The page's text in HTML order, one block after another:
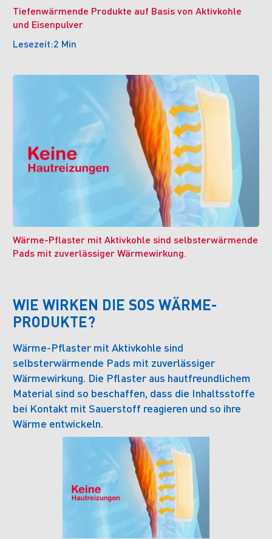
Tiefenwärmende Produkte auf Basis von Aktivkohle
und Eisenpulver
Lesezeit:2 Min
Wärme-Pflaster mit Aktivkohle sind selbsterwärmende
Pads mit zuverlässiger Wärmewirkung.
WIE WIRKEN DIE SOS WÄRME-
PRODUKTE?
Wärme-Pflaster mit Aktivkohle sind
selbsterwärmende Pads mit zuverlässiger
Wärmewirkung. Die Pflaster aus hautfreundlichem
Material sind so beschaffen, dass die Inhaltsstoffe
bei Kontakt mit Sauerstoff reagieren und so ihre
Wärme entwickeln.